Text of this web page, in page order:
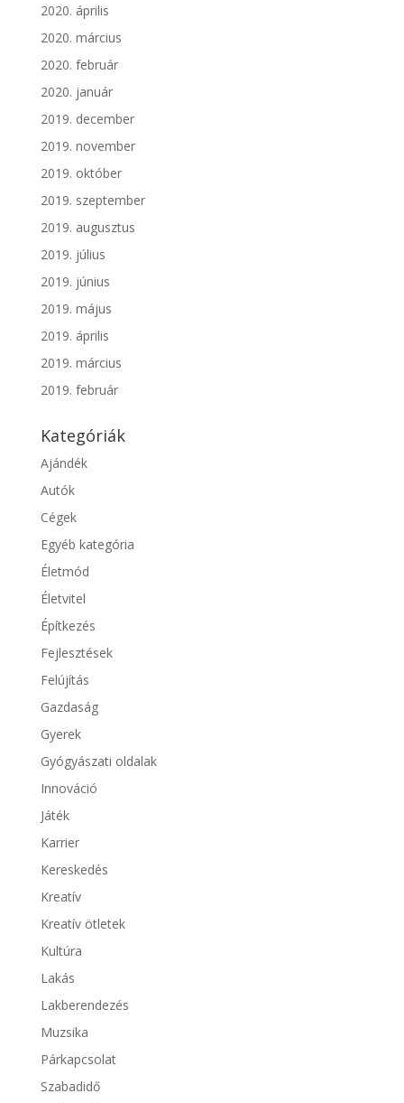
2020. április
2020. március
2020. február
2020. január
2019. december
2019. november
2019. október
2019. szeptember
2019. augusztus
2019. július
2019. június
2019. május
2019. április
2019. március
2019. február
Kategóriák
Ajándék
Autók
Cégek
Egyéb kategória
Életmód
Életvitel
Építkezés
Fejlesztések
Felújítás
Gazdaság
Gyerek
Gyógyászati oldalak
Innováció
Játék
Karrier
Kereskedés
Kreatív
Kreatív ötletek
Kultúra
Lakás
Lakberendezés
Muzsika
Párkapcsolat
Szabadidő